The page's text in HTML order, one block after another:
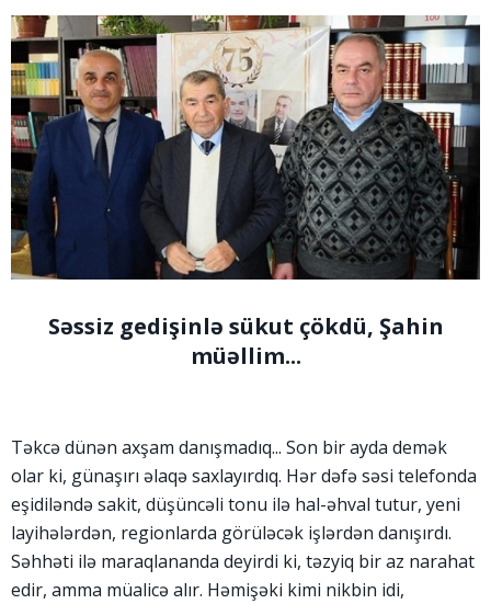
Səssiz gedişinlə sükut çökdü, Şahin
müəllim...
Təkcə dünən axşam danışmadıq... Son bir ayda demək
olar ki, günaşırı əlaqə saxlayırdıq. Hər dəfə səsi telefonda
eşidiləndə sakit, düşüncəli tonu ilə hal-əhval tutur, yeni
layihələrdən, regionlarda görüləcək işlərdən danışırdı.
Səhhəti ilə maraqlananda deyirdi ki, təzyiq bir az narahat
edir, amma müalicə alır. Həmişəki kimi nikbin idi,